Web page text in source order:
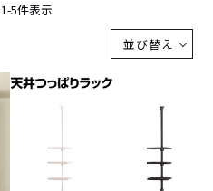
並び替え
1-5件表示